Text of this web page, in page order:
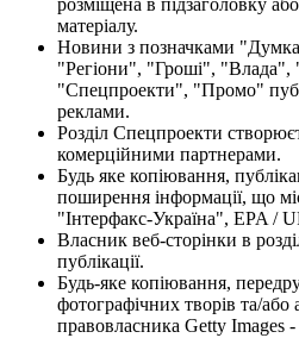
матеріалу.
Новини з позначками
"Регіони", "Гроші",
"Спецпроекти", "Промо"
реклами.
Розділ Спецпроекти
комерційними партнерами.
Будь яке копіювання,
поширення інформації, що
"Інтерфакс-Україна", EPA /
Власник веб-сторінки в
публікації.
Будь-яке копіювання,
фотографічних творів та/або
правовласника Getty Images -